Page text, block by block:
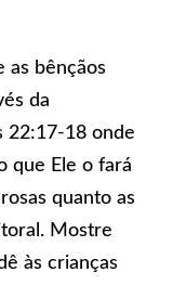
as bênçãos
da
22:17-18 onde
que Ele o fará
quanto as
Mostre
às crianças